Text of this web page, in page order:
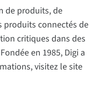
de produits, de
produits connectés de
critiques dans des
en 1985, Digi a
visitez le site